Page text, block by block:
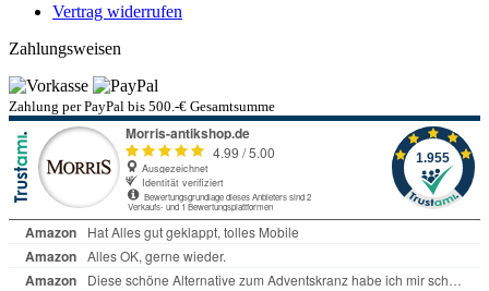
Vertrag widerrufen
Zahlungsweisen
Zahlung per PayPal bis 500.-€ Gesamtsumme